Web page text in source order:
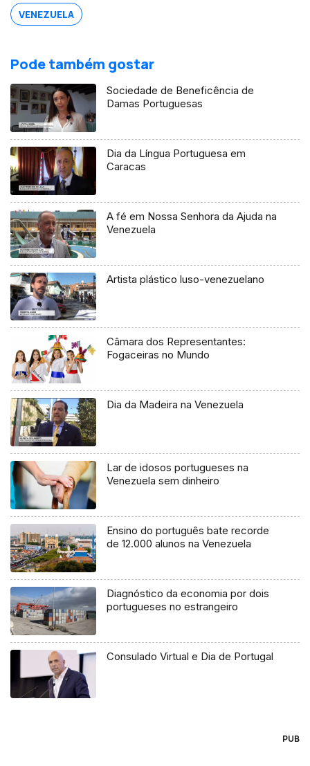
VENEZUELA
Pode também gostar
Sociedade de Beneficência de
Damas Portuguesas
Dia da Língua Portuguesa em
Caracas
A fé em Nossa Senhora da Ajuda na
Venezuela
Artista plástico luso-venezuelano
Câmara dos Representantes:
Fogaceiras no Mundo
Dia da Madeira na Venezuela
Lar de idosos portugueses na
Venezuela sem dinheiro
Ensino do português bate recorde
de 12.000 alunos na Venezuela
Diagnóstico da economia por dois
portugueses no estrangeiro
Consulado Virtual e Dia de Portugal
PUB